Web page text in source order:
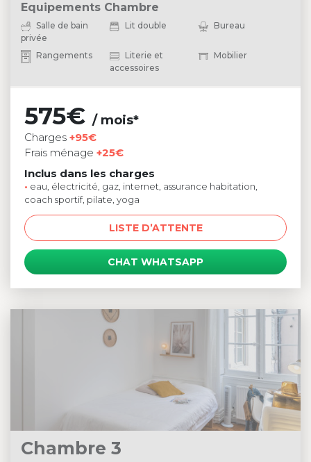
Equipements Chambre
Salle de bain
privée
Lit double Bureau
Rangements
Literie et
accessoires
Mobilier
575€ / mois*
Charges +95€
Frais ménage +25€
Inclus dans les charges
• eau, électricité, gaz, internet, assurance habitation,
coach sportif, pilate, yoga
LISTE D’ATTENTE
CHAT WHATSAPP
Chambre 3